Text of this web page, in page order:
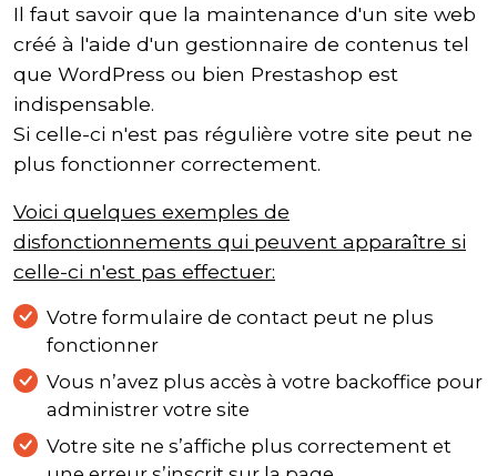
Il faut savoir que la maintenance d'un site web
créé à l'aide d'un gestionnaire de contenus tel
que WordPress ou bien Prestashop est
indispensable.
Si celle-ci n'est pas régulière votre site peut ne
plus fonctionner correctement.
Voici quelques exemples de
disfonctionnements qui peuvent apparaître si
celle-ci n'est pas effectuer:
Votre formulaire de contact peut ne plus
fonctionner
Vous n’avez plus accès à votre backoffice pour
administrer votre site
Votre site ne s’affiche plus correctement et